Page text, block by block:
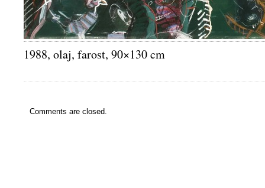
1988, olaj, farost, 90×130 cm
Comments are closed.